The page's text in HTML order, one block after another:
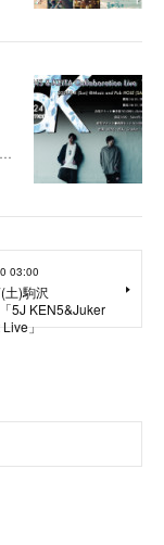
03:00
土)駒沢
5J KEN5&Juker
Live」